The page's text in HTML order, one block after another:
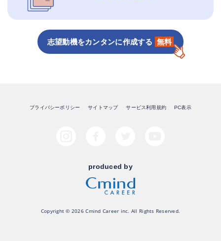
志望動機をカンタンに作成する 無料
プライバシーポリシー サイトマップ サービス利用規約 PC表示
produced by
Copyright © 2026 Cmind Career inc. All Rights Reserved.